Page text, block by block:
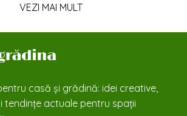
VEZI MAI MULT
casă și grădină: idei creative,
tendințe actuale pentru spații